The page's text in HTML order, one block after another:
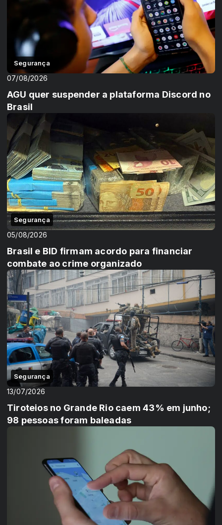
Segurança
07/08/2026
AGU quer suspender a plataforma Discord no
Brasil
Segurança
05/08/2026
Brasil e BID firmam acordo para financiar
combate ao crime organizado
Segurança
13/07/2026
Tiroteios no Grande Rio caem 43% em junho;
98 pessoas foram baleadas